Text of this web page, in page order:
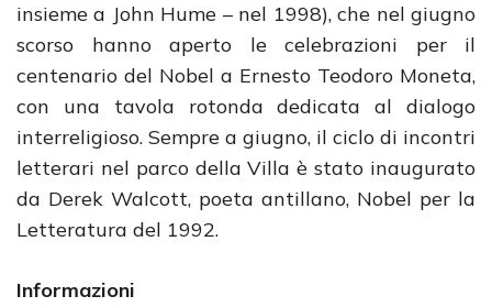
insieme a John Hume – nel 1998), che nel giugno
scorso hanno aperto le celebrazioni per il
centenario del Nobel a Ernesto Teodoro Moneta,
con una tavola rotonda dedicata al dialogo
interreligioso. Sempre a giugno, il ciclo di incontri
letterari nel parco della Villa è stato inaugurato
da Derek Walcott, poeta antillano, Nobel per la
Letteratura del 1992.
Informazioni